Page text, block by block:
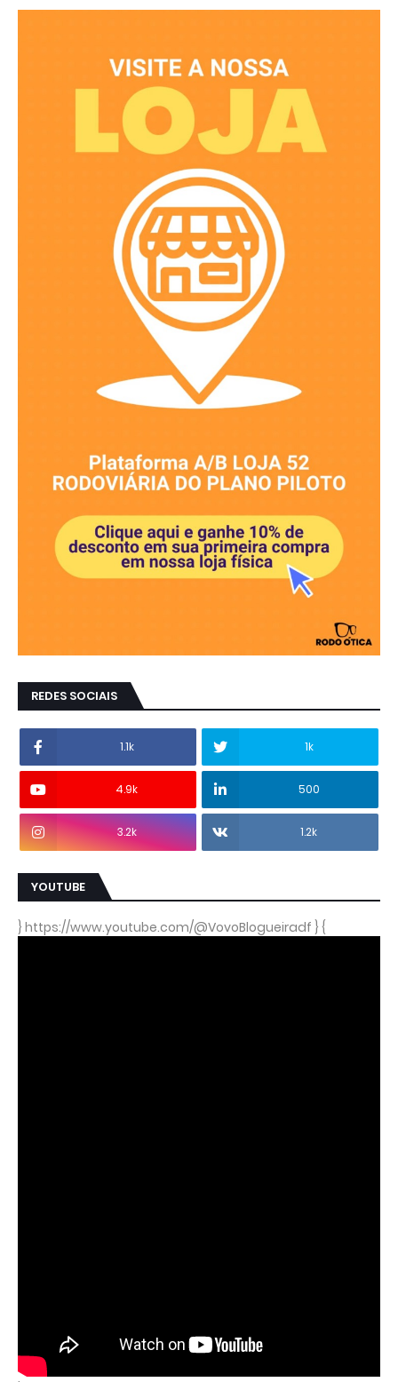
REDES SOCIAIS
1.1k 1k
4.9k 500
3.2k 1.2k
YOUTUBE
} https://www.youtube.com/@VovoBlogueiradf } {